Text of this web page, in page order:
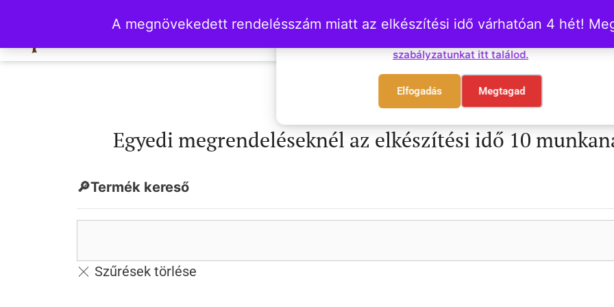
A megnövekedett rendelésszám miatt az elkészítési idő várhatóan 4 hét!
szabályzatunkat itt találod.
Elfogadás Megtagad
Főoldal Összes termék
Egyedi megrendeléseknél az elkészítési idő 10
🔎Termék kereső